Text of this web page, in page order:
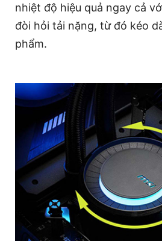
nhiệt độ hiệu quả ngay cả
đòi hỏi tải nặng, từ đó kéo
phẩm.